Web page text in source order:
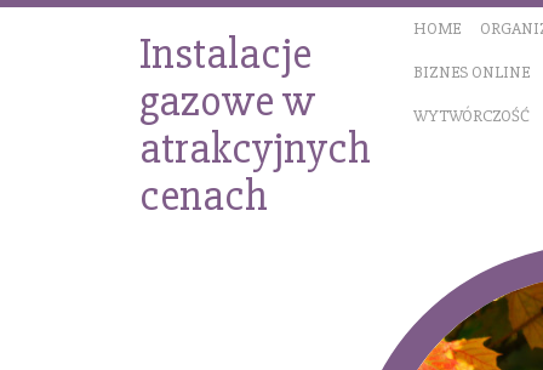
HOME
BIZNES ONLINE
WYTWÓRCZOŚĆ
Instalacje
gazowe w
atrakcyjnych
cenach